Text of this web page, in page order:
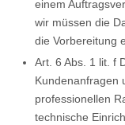
einem
wir müssen die
die Vorbereitung
Art. 6 Abs. 1 lit. f
Kundenanfragen
professionellen
technische